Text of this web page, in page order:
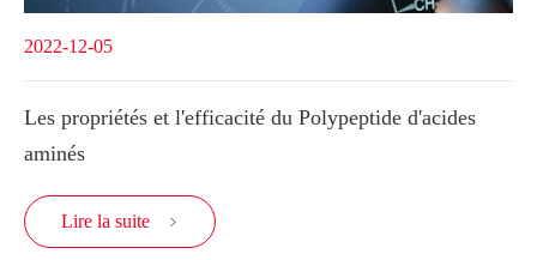
2022-12-05
Les propriétés et l'efficacité du Polypeptide d'acides
aminés
Lire la suite 